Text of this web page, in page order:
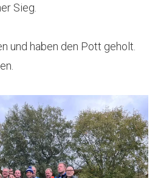
Sieg.
und haben den Pott geholt.